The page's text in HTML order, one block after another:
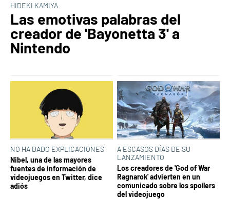
HIDEKI KAMIYA
Las emotivas palabras del
creador de 'Bayonetta 3' a
Nintendo
NO HA DADO EXPLICACIONES
Nibel, una de las mayores
fuentes de información de
videojuegos en Twitter, dice
adiós
A ESCASOS DÍAS DE SU
LANZAMIENTO
Los creadores de 'God of War
Ragnarok' advierten en un
comunicado sobre los spoílers
del videojuego